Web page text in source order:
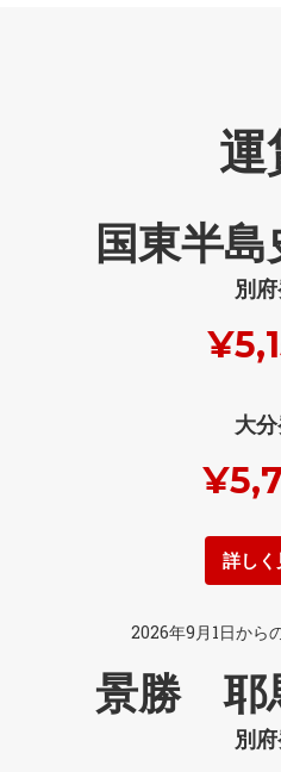
運
国東半島
別
大
詳しく
2026年9月1日から
景勝 耶
別